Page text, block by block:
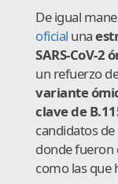
De igual
oficial una
SARS-CoV-2
un refuerzo
variante
clave de
candidatos
donde fueron
como las que